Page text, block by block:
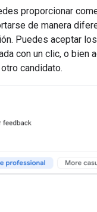
proporcionar
de manera
Puedes aceptar
con un clic, o bien
candidato.